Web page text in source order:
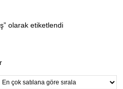
olarak etiketlendi
sıralandı